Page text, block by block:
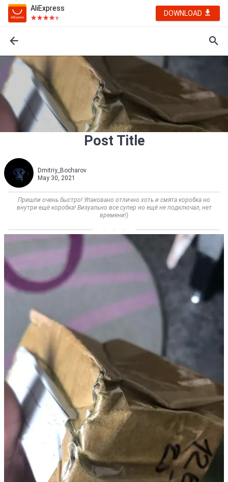
AliExpress
DOWNLOAD
Post Title
Dmitriy_Bocharov
May 30, 2021
Пришли очень быстро! Упаковано отлично хоть и смята коробка но
внутри ещё коробка! Визуально все супер но ещё не подключал, нет
времени!)